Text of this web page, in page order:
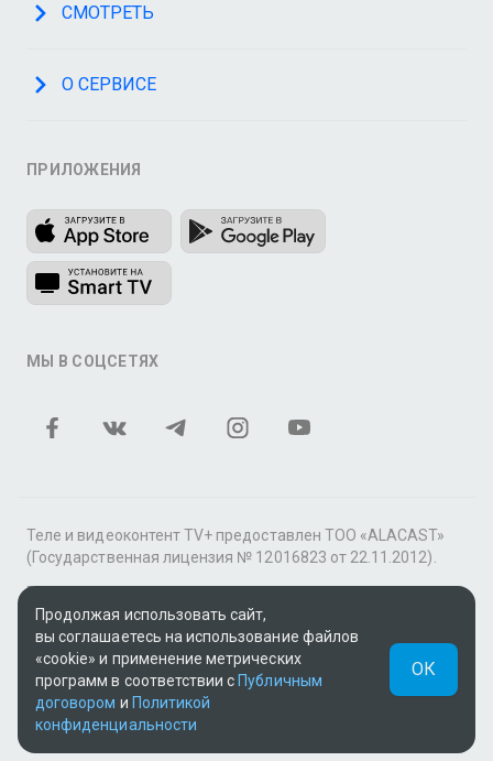
СМОТРЕТЬ
О СЕРВИСЕ
ПРИЛОЖЕНИЯ
МЫ В СОЦСЕТЯХ
Теле и видеоконтент TV+ предоставлен ТОО «ALACAST»
(Государственная лицензия № 12016823 от 22.11.2012).
В рамках услуги «Видео по подписке» для «Пакета
фильмов и сериалов tv+» контент предоставляется
онлайн-кинотеатром MEGOGO.
Поддержка: tvplus@telecom.kz
v3.9.15 | SSR
UUID: c822a29b-ea21-4e80-9d27-83a53aa4745c
Продолжая использовать сайт,
вы соглашаетесь на использование файлов
«cookie» и применение метрических
программ в соответствии с Публичным
договором и Политикой
конфиденциальности
ОК